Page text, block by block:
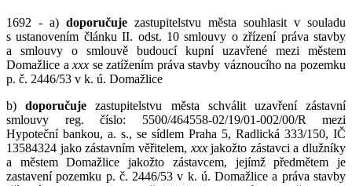
1692 - a) doporučuje zastupitelstvu města souhlasit v souladu
s ustanovením článku II. odst. 10 smlouvy o zřízení práva stavby
a smlouvy o smlouvě budoucí kupní uzavřené mezi městem
Domažlice axxx se zatížením práva stavby váznoucího na pozemku
p. č. 2446/53 v k. ú. Domažlice
b)doporučuje zastupitelstvu města schválit uzavření zástavní
smlouvy reg. číslo: 5500/464558-02/19/01-002/00/R mezi
Hypoteční bankou, a. s., se sídlem Praha 5, Radlická 333/150, IČ
13584324 jako zástavním věřitelem, xxxjakožto zástavci a dlužníky
a městem Domažlice jakožto zástavcem, jejímž předmětem je
zastavení pozemku p. č. 2446/53 v k. ú. Domažlice a práva stavby